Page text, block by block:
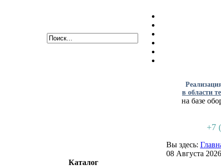
в области
на базе
+7
Вы здесь:
08 Августа 2026
Каталог